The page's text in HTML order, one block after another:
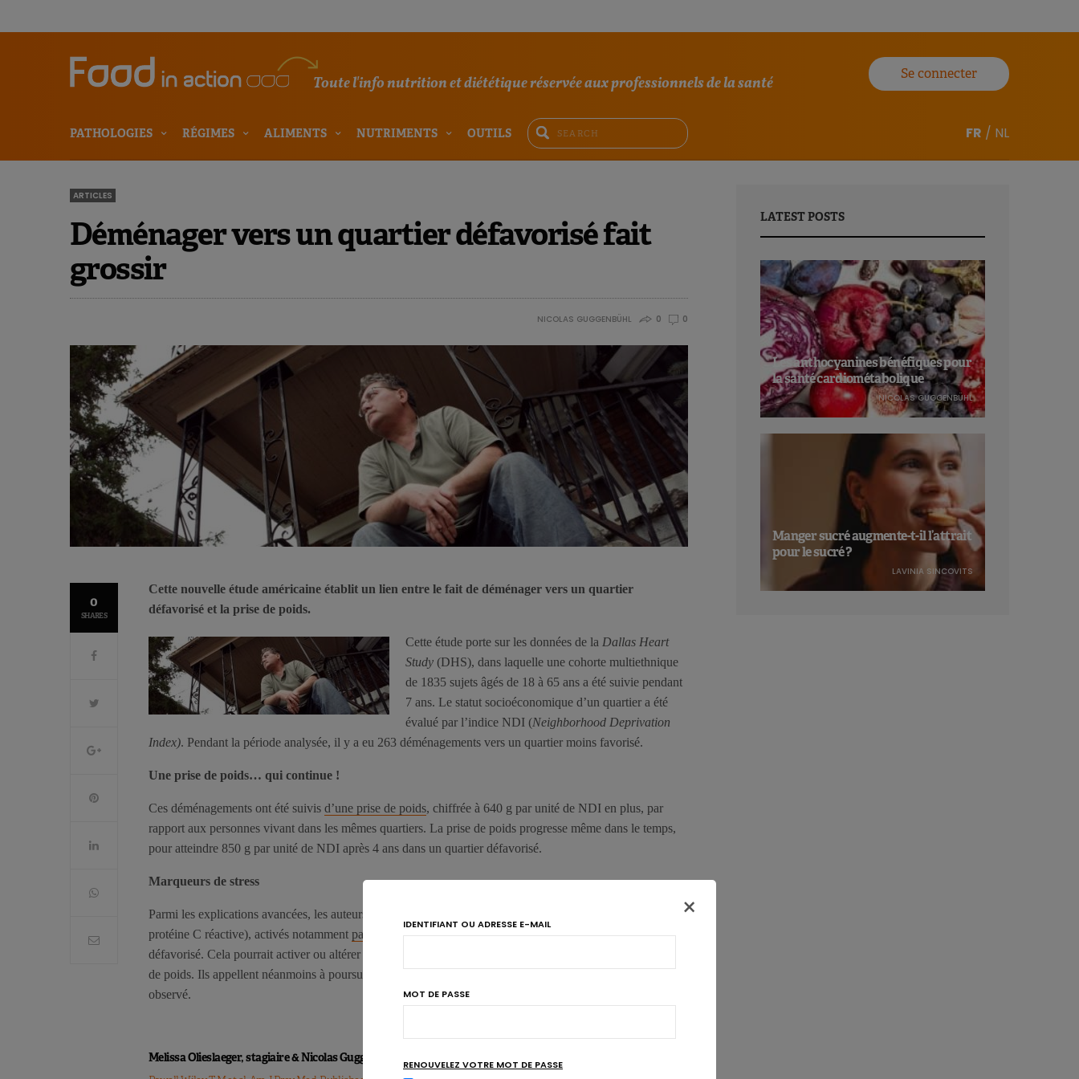
Toute l'info nutrition et diététique réservée aux professionnels de la santé
Se connecter
PATHOLOGIES RÉGIMES ALIMENTS NUTRIMENTS OUTILS FR / NL
ARTICLES
Déménager vers un quartier défavorisé fait
grossir
NICOLAS GUGGENBÜHL 0 0
0
SHARES
Cette nouvelle étude américaine établit un lien entre le fait de déménager vers un quartier
défavorisé et la prise de poids.
Cette étude porte sur les données de la Dallas Heart
Study (DHS), dans laquelle une cohorte multiethnique
de 1835 sujets âgés de 18 à 65 ans a été suivie pendant
7 ans. Le statut socioéconomique d’un quartier a été
évalué par l’indice NDI (Neighborhood Deprivation
Index). Pendant la période analysée, il y a eu 263 déménagements vers un quartier moins favorisé.
Une prise de poids… qui continue !
Ces déménagements ont été suivis d’une prise de poids, chiffrée à 640 g par unité de NDI en plus, par
rapport aux personnes vivant dans les mêmes quartiers. La prise de poids progresse même dans le temps,
pour atteindre 850 g par unité de NDI après 4 ans dans un quartier défavorisé.
Marqueurs de stress
Parmi les explications avancées, les auteurs expliquent que certains marqueurs biologiques (e.a. cortisol et
protéine C réactive), activés notamment par le stress chronique, ont été associés à l’exposition à un endroit
défavorisé. Cela pourrait activer ou altérer des voies neurologiques qui conduisent finalement à une prise
de poids. Ils appellent néanmoins à poursuivre les recherches pour mieux comprendre le phénomène
observé.
Melissa Olieslaeger, stagiaire & Nicolas Guggenbühl
LATEST POSTS
Les anthocyanines bénéfiques pour
la santé cardiométabolique
NICOLAS GUGGENBÜHL
Manger sucré augmente-t-il l’attrait
pour le sucré ?
LAVINIA SINCOVITS
×
IDENTIFIANT OU ADRESSE E-MAIL
MOT DE PASSE
RENOUVELEZ VOTRE MOT DE PASSE